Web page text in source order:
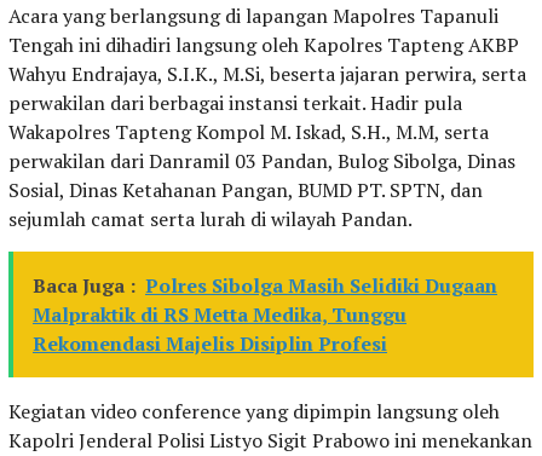
Acara yang berlangsung di lapangan Mapolres Tapanuli
Tengah ini dihadiri langsung oleh Kapolres Tapteng AKBP
Wahyu Endrajaya, S.I.K., M.Si, beserta jajaran perwira, serta
perwakilan dari berbagai instansi terkait. Hadir pula
Wakapolres Tapteng Kompol M. Iskad, S.H., M.M, serta
perwakilan dari Danramil 03 Pandan, Bulog Sibolga, Dinas
Sosial, Dinas Ketahanan Pangan, BUMD PT. SPTN, dan
sejumlah camat serta lurah di wilayah Pandan.
Baca Juga : Polres Sibolga Masih Selidiki Dugaan
Malpraktik di RS Metta Medika, Tunggu
Rekomendasi Majelis Disiplin Profesi
Kegiatan video conference yang dipimpin langsung oleh
Kapolri Jenderal Polisi Listyo Sigit Prabowo ini menekankan